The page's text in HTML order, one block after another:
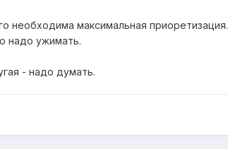
необходима максимальная приоретизация.
надо ужимать.
- надо думать.